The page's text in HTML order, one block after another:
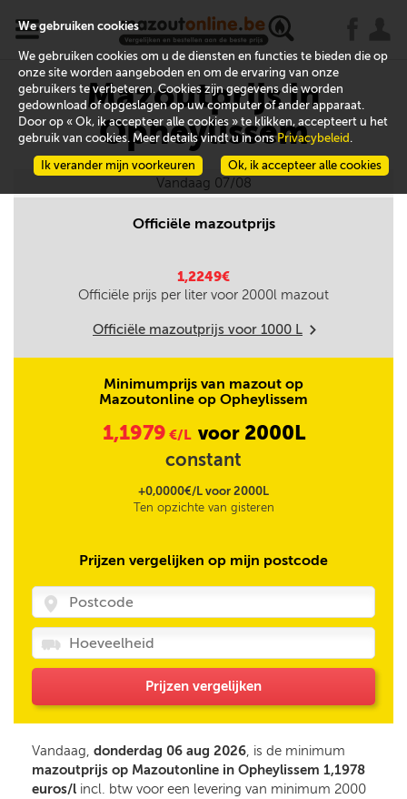
x
Mazoutprijs in
Opheylissem
Vandaag 07/08
Officiële mazoutprijs
1,2249€
Officiële prijs per liter voor 2000l mazout
Officiële mazoutprijs voor 1000 L m
Minimumprijs van mazout op
Mazoutonline op Opheylissem
1,1979 €/L voor 2000L
constant
+0,0000€/L voor 2000L
Ten opzichte van gisteren
Prijzen vergelijken op mijn postcode
Prijzen vergelijken
Vandaag, donderdag 06 aug 2026, is de minimum
mazoutprijs op Mazoutonline in Opheylissem 1,1978
euros/l incl. btw voor een levering van minimum 2000
We gebruiken cookies
We gebruiken cookies om u de diensten en functies te bieden die op
onze site worden aangeboden en om de ervaring van onze
gebruikers te verbeteren. Cookies zijn gegevens die worden
gedownload of opgeslagen op uw computer of ander apparaat.
Door op « Ok, ik accepteer alle cookies » te klikken, accepteert u het
gebruik van cookies. Meer details vindt u in onsPrivacybeleid .
Ok, ik accepteer alle cookies
Ik verander mijn voorkeuren